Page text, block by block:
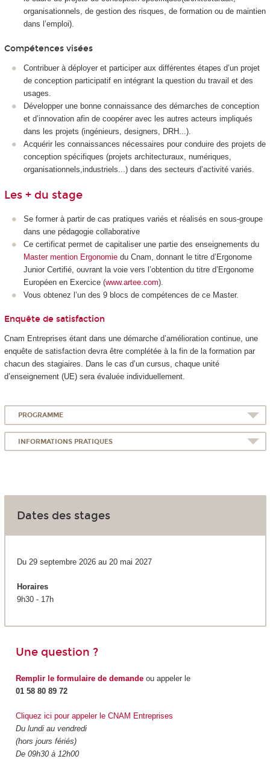
organisationnels, de gestion des risques, de formation ou de maintien
dans l’emploi).
Compétences visées
Contribuer à déployer et participer aux différentes étapes d’un projet
de conception participatif en intégrant la question du travail et des
usages.
Développer une bonne connaissance des démarches de conception
et d’innovation afin de coopérer avec les autres acteurs impliqués
dans les projets (ingénieurs, designers, DRH...).
Acquérir les connaissances nécessaires pour conduire des projets de
conception spécifiques (projets architecturaux, numériques,
organisationnels,industriels...) dans des secteurs d’activité variés.
Les + du stage
Se former à partir de cas pratiques variés et réalisés en sous-groupe
dans une pédagogie collaborative
Ce certificat permet de capitaliser une partie des enseignements du
Master mention Ergonomie du Cnam, donnant le titre d’Ergonome
Junior Certifié, ouvrant la voie vers l’obtention du titre d’Ergonome
Européen en Exercice (www.artee.com).
Vous obtenez l’un des 9 blocs de compétences de ce Master.
Enquête de satisfaction
Cnam Entreprises étant dans une démarche d’amélioration continue, une
enquête de satisfaction devra être complétée à la fin de la formation par
chacun des stagiaires. Dans le cas d’un cursus, chaque unité
d’enseignement (UE) sera évaluée individuellement.
PROGRAMME
INFORMATIONS PRATIQUES
Dates des stages
Du 29 septembre 2026 au 20 mai 2027
Horaires
9h30 - 17h
Une question ?
Remplir le formulaire de demandeou appeler le
01 58 80 89 72
Cliquez ici pour appeler le CNAM Entreprises
Du lundi au vendredi
(hors jours fériés)
De 09h30 à 12h00